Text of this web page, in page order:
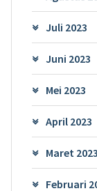
Juli 2023
Juni 2023
Mei 2023
April 2023
Maret 2023
Februari